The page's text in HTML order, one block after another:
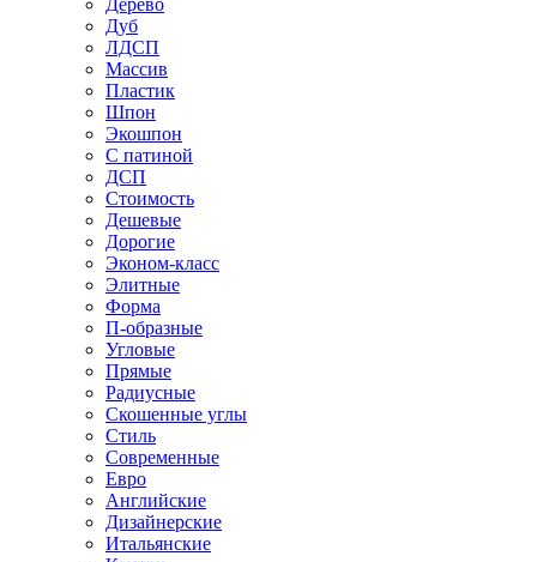
Дерево
Дуб
ЛДСП
Массив
Пластик
Шпон
Экошпон
С патиной
ДСП
Стоимость
Дешевые
Дорогие
Эконом-класс
Элитные
Форма
П-образные
Угловые
Прямые
Радиусные
Скошенные углы
Стиль
Современные
Евро
Английские
Дизайнерские
Итальянские